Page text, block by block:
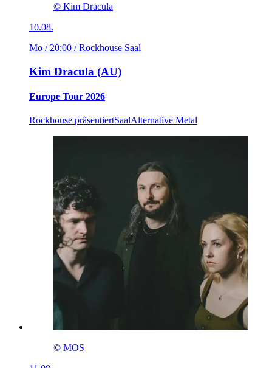
© Kim Dracula
10.08.
Mo / 20:00 / Rockhouse Saal
Kim Dracula (AU)
Europe Tour 2026
Rockhouse präsentiertSaalAlternative Metal
© MOS